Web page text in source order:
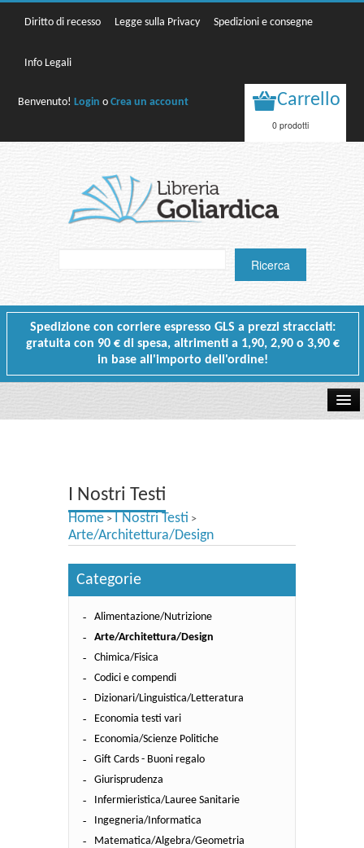
Diritto di recesso Legge sulla Privacy Spedizioni e consegne
Info Legali
Benvenuto!Login oCrea un account Carrello
0 prodotti
Spedizione con corriere espresso GLS a prezzi stracciati:
gratuita con 90 € di spesa, altrimenti a 1,90, 2,90 o 3,90 €
in base all'importo dell'ordine!
Testi scolastici
Carta Cultura e Carta del Merito - Carta Docente
I Nostri Testi
Home > I Nostri Testi >
Arte/Architettura/Design
Categorie
Alimentazione/Nutrizione
Arte/Architettura/Design
Chimica/Fisica
Codici e compendi
Dizionari/Linguistica/Letteratura
Economia testi vari
Economia/Scienze Politiche
Gift Cards - Buoni regalo
Giurisprudenza
Infermieristica/Lauree Sanitarie
Ingegneria/Informatica
Matematica/Algebra/Geometria